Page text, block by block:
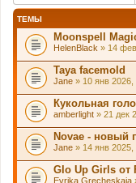
ТЕМЫ
Moonspell
HelenBlack » 14
Taya facemold
Jane » 10 янв
Кукольная
amberlight » 21 дек
Novae - новый
Jane » 14 янв
Glo Up Girls от
Evrika Grecheskaja